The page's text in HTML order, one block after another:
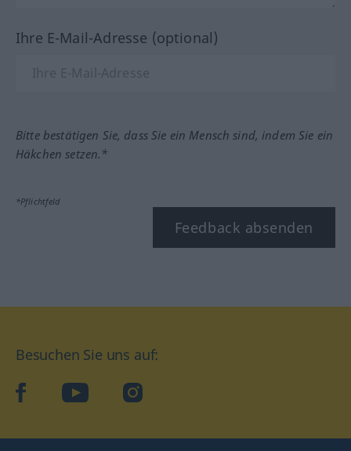
Ihre E-Mail-Adresse (optional)
Bitte bestätigen Sie, dass Sie ein Mensch sind, indem Sie ein
Häkchen setzen.*
*Pflichtfeld
Feedback absenden
Besuchen Sie uns auf:
facebookYouTube Instagram